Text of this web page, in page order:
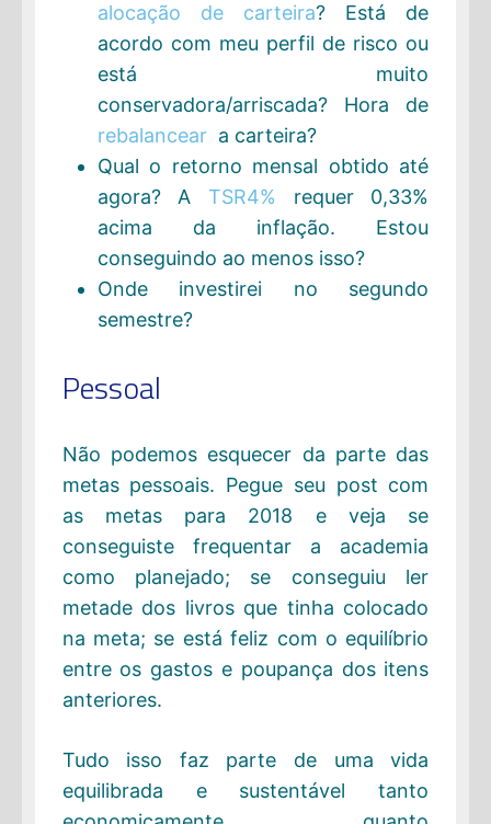
alocação de carteira? Está de
acordo com meu perfil de risco ou
está muito
conservadora/arriscada? Hora de
rebalancear a carteira?
Qual o retorno mensal obtido até
agora? A TSR4% requer 0,33%
acima da inflação. Estou
conseguindo ao menos isso?
Onde investirei no segundo
semestre?
Pessoal
Não podemos esquecer da parte das
metas pessoais. Pegue seu post com
as metas para 2018 e veja se
conseguiste frequentar a academia
como planejado; se conseguiu ler
metade dos livros que tinha colocado
na meta; se está feliz com o equilíbrio
entre os gastos e poupança dos itens
anteriores.
Tudo isso faz parte de uma vida
equilibrada e sustentável tanto